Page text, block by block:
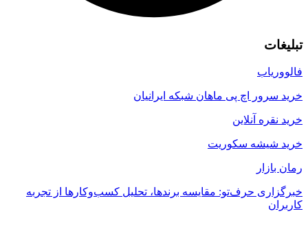
تبلیغات
فالووریاب
خرید سرور اچ پی ماهان شبکه ایرانیان
خرید نقره آنلاین
خرید شیشه سکوریت
رمان بازار
خبرگزاری حرف‌تو: مقایسه برندها، تحلیل کسب‌وکارها از تجربه
کاربران